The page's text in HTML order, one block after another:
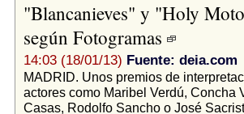
"Blancanieves" y "Holy
según Fotogramas
14:03 (18/01/13) Fuente: deia.com
MADRID. Unos premios de
actores como Maribel Verdú, Concha
Casas, Rodolfo Sancho o José